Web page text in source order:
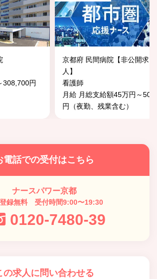
308,700円
京都府 民間病院【非公開求
人】
看護師
月給 月総支給額45万円～50
円（夜勤、残業含む）
電話での受付はこちら
ナースパワー京都
録無料 受付時間9:00〜19:30
0120-7480-39
の求人に問い合わせる